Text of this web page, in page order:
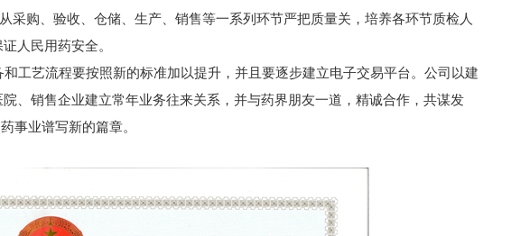
采购、验收、仓储、生产、销售等一系列环节严把质量关，培养各环节质检人
人民用药安全。
工艺流程要按照新的标准加以提升，并且要逐步建立电子交易平台。公司以建
、销售企业建立常年业务往来关系，并与药界朋友一道，精诚合作，共谋发
事业谱写新的篇章。